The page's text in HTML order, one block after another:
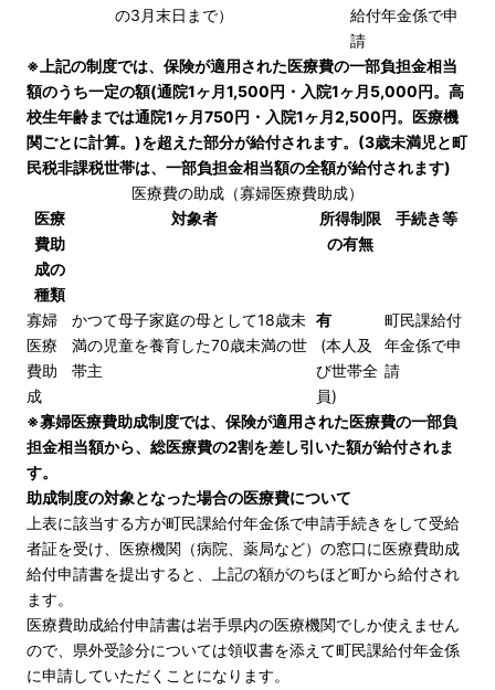
の3月末日まで）
給付年金係で申
請
※上記の制度では、保険が適用された医療費の一部負担金相当
額のうち一定の額(通院1ヶ月1,500円・入院1ヶ月5,000円。高
校生年齢までは通院1ヶ月750円・入院1ヶ月2,500円。医療機
関ごとに計算。)を超えた部分が給付されます。(3歳未満児と町
民税非課税世帯は、一部負担金相当額の全額が給付されます)
医療費の助成（寡婦医療費助成）
医療
費助
成の
種類
対象者
所得制限
の有無
手続き等
寡婦
医療
費助
成
かつて母子家庭の母として18歳未
満の児童を養育した70歳未満の世
帯主
有
(本人及
び世帯全
員)
町民課給付
年金係で申
請
※寡婦医療費助成制度では、保険が適用された医療費の一部負
担金相当額から、総医療費の2割を差し引いた額が給付されま
す。
助成制度の対象となった場合の医療費について
上表に該当する方が町民課給付年金係で申請手続きをして受給
者証を受け、医療機関（病院、薬局など）の窓口に医療費助成
給付申請書を提出すると、上記の額がのちほど町から給付され
ます。
医療費助成給付申請書は岩手県内の医療機関でしか使えません
ので、県外受診分については領収書を添えて町民課給付年金係
に申請していただくことになります。